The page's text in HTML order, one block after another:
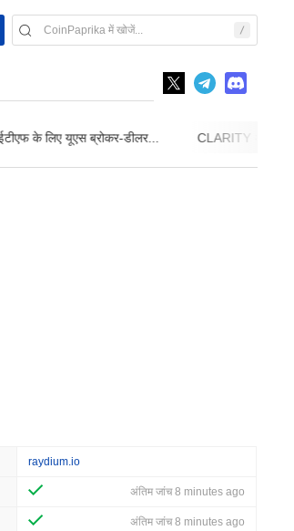
के लिए यूएस ब्रोकर-डीलर... CLARITY
raydium.io
अंतिम जांच 8 minutes ago
अंतिम जांच 8 minutes ago